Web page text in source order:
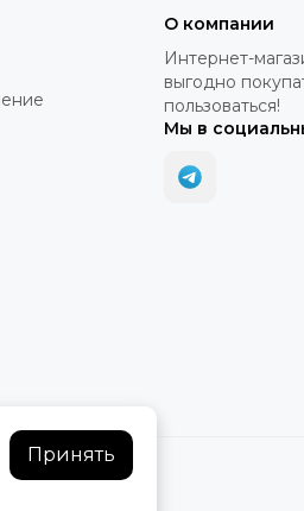
О компании
Интернет-
выгодно
пользоваться!
Мы в
Принять